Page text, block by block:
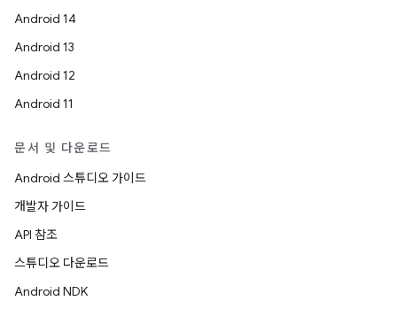
Android 14
Android 13
Android 12
Android 11
문서 및 다운로드
Android 스튜디오 가이드
개발자 가이드
API 참조
스튜디오 다운로드
Android NDK